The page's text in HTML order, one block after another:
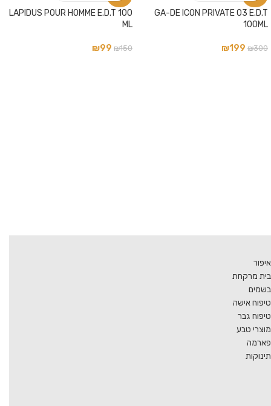
GA-DE ICON PRIVATE 03 E.D.T
100ML
₪300
₪199
LAPIDUS POUR HOMME E.D.T 100
ML
₪150
₪99
איפור
בית מרקחת
בשמים
טיפוח אישה
טיפוח גבר
מוצרי טבע
פארמה
תינוקות